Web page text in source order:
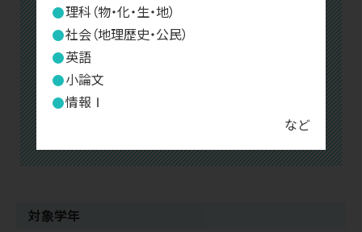
理科（物・化・生・地）
社会（地理歴史・公民）
英語
小論文
情報Ⅰ
など
対象学年